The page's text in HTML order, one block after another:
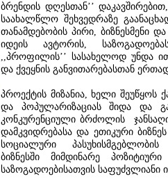
ბრენდის დღესთან’’
საახალწლო შეხვედრაზე
თანამდებობის პირი, ბიზნესმენი
იდეის ავტორის,
,,პროფილის’’ სასახელოდ უნდა
და ქვეყნის განვითარებასთან
პროექტის მიზანია, ხელი
და პოპულარიზაციას შიდა და
კონკურენციული ბრძოლის
დამკვიდრებასა და ეთიკური
სოციალური
ბიზნესში მიმდინარე
საზოგადოებისათვის საფუძვლიანი